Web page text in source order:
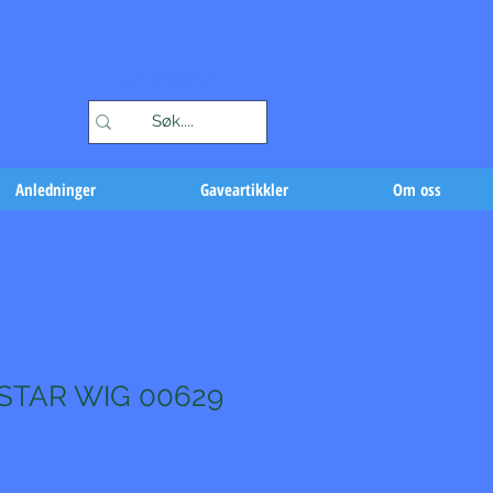
Anledninger Gaveartikkler Om oss
WIG 00629